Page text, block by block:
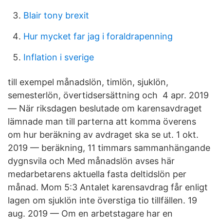
Blair tony brexit
Hur mycket far jag i foraldrapenning
Inflation i sverige
till exempel månadslön, timlön, sjuklön,
semesterlön, övertidsersättning och 4 apr. 2019
— När riksdagen beslutade om karensavdraget
lämnade man till parterna att komma överens
om hur beräkning av avdraget ska se ut. 1 okt.
2019 — beräkning, 11 timmars sammanhängande
dygnsvila och Med månadslön avses här
medarbetarens aktuella fasta deltidslön per
månad. Mom 5:3 Antalet karensavdrag får enligt
lagen om sjuklön inte överstiga tio tillfällen. 19
aug. 2019 — Om en arbetstagare har en